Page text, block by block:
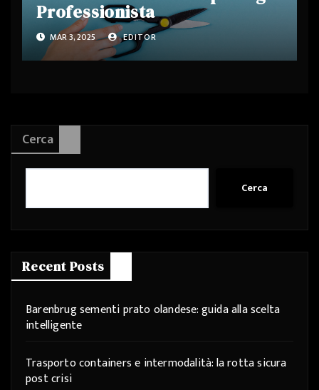
Professionista
MAR 3, 2025 EDITOR
Cerca
Cerca
Recent Posts
Barenbrug sementi prato olandese: guida alla scelta
intelligente
Trasporto containers e intermodalità: la rotta sicura
post crisi